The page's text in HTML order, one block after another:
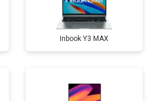
Inbook Y3 MAX